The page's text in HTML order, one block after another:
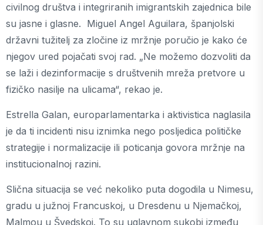
civilnog društva i integriranih imigrantskih zajednica bile
su jasne i glasne. Miguel Angel Aguilara, španjolski
državni tužitelj za zločine iz mržnje poručio je kako će
njegov ured pojačati svoj rad. „Ne možemo dozvoliti da
se laži i dezinformacije s društvenih mreža pretvore u
fizičko nasilje na ulicama“, rekao je.
Estrella Galan, europarlamentarka i aktivistica naglasila
je da ti incidenti nisu iznimka nego posljedica političke
strategije i normalizacije ili poticanja govora mržnje na
institucionalnoj razini.
Slična situacija se već nekoliko puta dogodila u Nimesu,
gradu u južnoj Francuskoj, u Dresdenu u Njemačkoj,
Malmou u Švedskoj. To su uglavnom sukobi između